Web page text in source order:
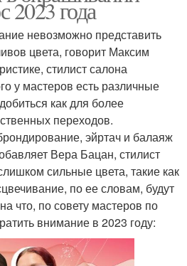
2023 года
невозможно представить
цвета, говорит Максим
стилист салона
у мастеров есть различные
как для более
переходов.
эйртач и балаяж
Вера Бацан, стилист
сильные цвета, такие как
по ее словам, будут
что, по совету мастеров по
внимание в 2023 году: